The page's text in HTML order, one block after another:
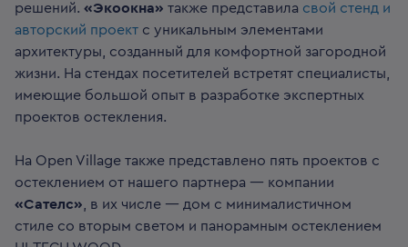
решений. «Экоокна» также представила свой стенд и
авторский проект с уникальным элементами
архитектуры, созданный для комфортной загородной
жизни. На стендах посетителей встретят специалисты,
имеющие большой опыт в разработке экспертных
проектов остекления.
На Open Village также представлено пять проектов с
остеклением от нашего партнера — компании
«Сателс» , в их числе — дом с минималистичном
стиле со вторым светом и панорамным остеклением